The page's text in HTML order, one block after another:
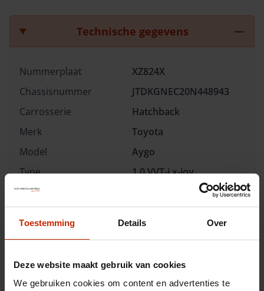
Toestemming Details Over
Deze website maakt gebruik van cookies
We gebruiken cookies om content en advertenties te
Technische gegevens
Nummerplaat
XZ824X
Chassisnummer
JTDKGNEC20N448943
Carrosserie
Hatchback
Merk
Toyota
Model
Aygo
Type
1.0 VVT-i x-joy
Transmissie
Handgeschakeld
Afgifte datum deel 1
Gemiddeld verbruik
3.8 l/100km